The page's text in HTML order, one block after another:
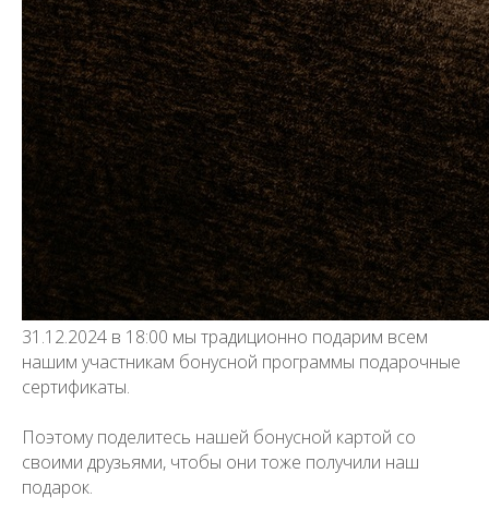
31.12.2024 в 18:00 мы традиционно подарим всем
нашим участникам бонусной программы подарочные
сертификаты.
Поэтому поделитесь нашей бонусной картой со
своими друзьями, чтобы они тоже получили наш
подарок.